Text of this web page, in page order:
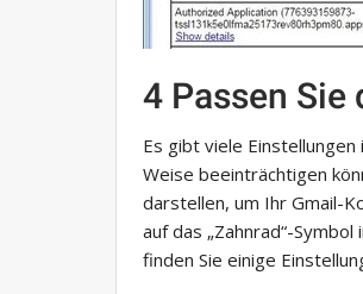
4 Passen
Es gibt viele
Weise beeinträchtigen
darstellen, um Ihr Gmail-
auf das „Zahnrad“-
finden Sie einige